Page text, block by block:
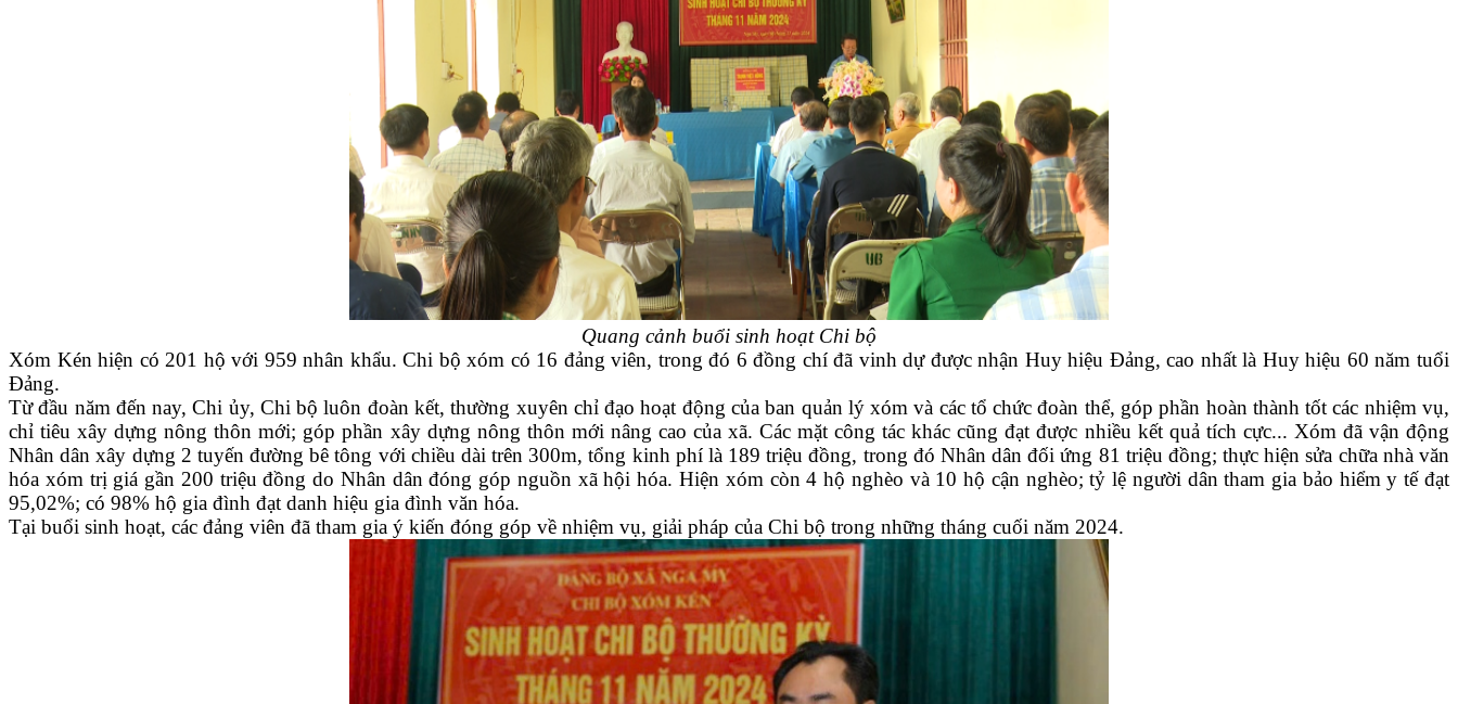
Quang cảnh buổi sinh hoạt Chi bộ
Xóm Kén hiện có 201 hộ với 959 nhân khẩu. Chi bộ xóm có 16 đảng viên, trong đó 6 đồng chí đã vinh dự được nhận Huy hiệu Đảng, cao nhất là Huy hiệu 60 năm tuổi
Đảng.
Từ đầu năm đến nay, Chi ủy, Chi bộ luôn đoàn kết, thường xuyên chỉ đạo hoạt động của ban quản lý xóm và các tổ chức đoàn thể, góp phần hoàn thành tốt các nhiệm vụ,
chỉ tiêu xây dựng nông thôn mới; góp phần xây dựng nông thôn mới nâng cao của xã. Các mặt công tác khác cũng đạt được nhiều kết quả tích cực... Xóm đã vận động
Nhân dân xây dựng 2 tuyến đường bê tông với chiều dài trên 300m, tổng kinh phí là 189 triệu đồng, trong đó Nhân dân đối ứng 81 triệu đồng; thực hiện sửa chữa nhà văn
hóa xóm trị giá gần 200 triệu đồng do Nhân dân đóng góp nguồn xã hội hóa. Hiện xóm còn 4 hộ nghèo và 10 hộ cận nghèo; tỷ lệ người dân tham gia bảo hiểm y tế đạt
95,02%; có 98% hộ gia đình đạt danh hiệu gia đình văn hóa.
Tại buổi sinh hoạt, các đảng viên đã tham gia ý kiến đóng góp về nhiệm vụ, giải pháp của Chi bộ trong những tháng cuối năm 2024.